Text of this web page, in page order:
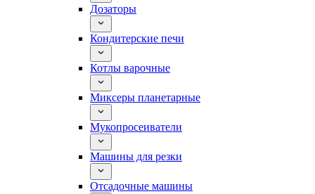
Дозаторы
Кондитерские печи
Котлы варочные
Миксеры планетарные
Мукопросеиватели
Машины для резки
Отсадочные машины